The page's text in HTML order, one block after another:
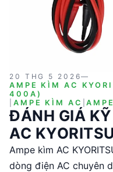
20 THG 5 2026—
AMPE KÌM AC
400A)
AMPE KÌM AC |
ĐÁNH GIÁ
AC
(AC 400A)
Ampe kìm AC
dòng điện AC chuyên